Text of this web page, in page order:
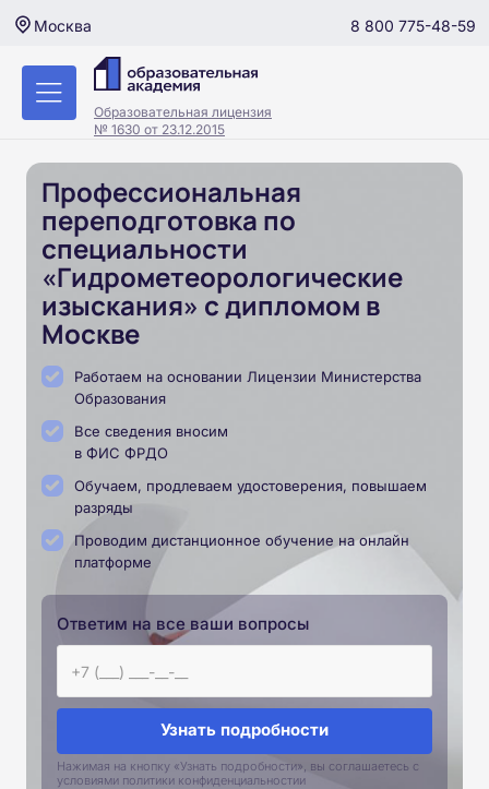
Москва 8 800 775-48-59
Образовательная лицензия
№ 1630 от 23.12.2015
Профессиональная
переподготовка по
специальности
«Гидрометеорологические
изыскания» с дипломом в
Москве
Работаем на основании Лицензии Министерства
Образования
Все сведения вносим
в ФИС ФРДО
Обучаем, продлеваем удостоверения, повышаем
разряды
Проводим дистанционное обучение на онлайн
платформе
Ответим на все ваши вопросы
Узнать подробности
Нажимая на кнопку «Узнать подробности», вы соглашаетесь с
условиями политики конфиденциальностии